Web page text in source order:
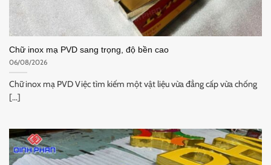
Chữ inox mạ PVD sang trọng, độ bền cao
06/08/2026
Chữ inox mạ PVD Việc tìm kiếm một vật liệu vừa đẳng cấp vừa chống
[...]